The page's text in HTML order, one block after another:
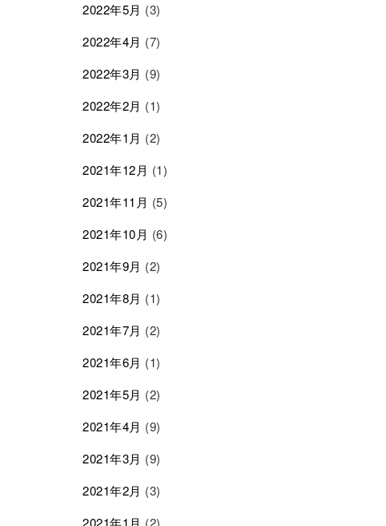
2022年5月 (3)
2022年4月 (7)
2022年3月 (9)
2022年2月 (1)
2022年1月 (2)
2021年12月 (1)
2021年11月 (5)
2021年10月 (6)
2021年9月 (2)
2021年8月 (1)
2021年7月 (2)
2021年6月 (1)
2021年5月 (2)
2021年4月 (9)
2021年3月 (9)
2021年2月 (3)